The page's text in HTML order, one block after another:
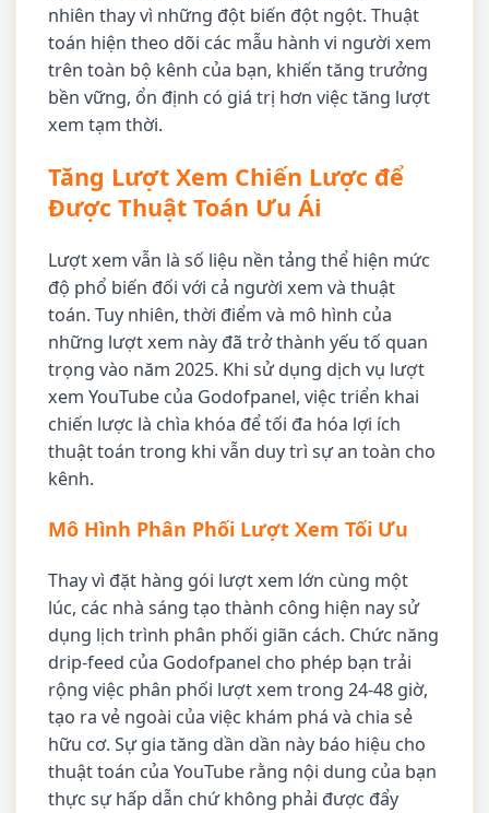
nhiên thay vì những đột biến đột ngột. Thuật
toán hiện theo dõi các mẫu hành vi người xem
trên toàn bộ kênh của bạn, khiến tăng trưởng
bền vững, ổn định có giá trị hơn việc tăng lượt
xem tạm thời.
Tăng Lượt Xem Chiến Lược để
Được Thuật Toán Ưu Ái
Lượt xem vẫn là số liệu nền tảng thể hiện mức
độ phổ biến đối với cả người xem và thuật
toán. Tuy nhiên, thời điểm và mô hình của
những lượt xem này đã trở thành yếu tố quan
trọng vào năm 2025. Khi sử dụng dịch vụ lượt
xem YouTube của Godofpanel, việc triển khai
chiến lược là chìa khóa để tối đa hóa lợi ích
thuật toán trong khi vẫn duy trì sự an toàn cho
kênh.
Mô Hình Phân Phối Lượt Xem Tối Ưu
Thay vì đặt hàng gói lượt xem lớn cùng một
lúc, các nhà sáng tạo thành công hiện nay sử
dụng lịch trình phân phối giãn cách. Chức năng
drip-feed của Godofpanel cho phép bạn trải
rộng việc phân phối lượt xem trong 24-48 giờ,
tạo ra vẻ ngoài của việc khám phá và chia sẻ
hữu cơ. Sự gia tăng dần dần này báo hiệu cho
thuật toán của YouTube rằng nội dung của bạn
thực sự hấp dẫn chứ không phải được đẩy